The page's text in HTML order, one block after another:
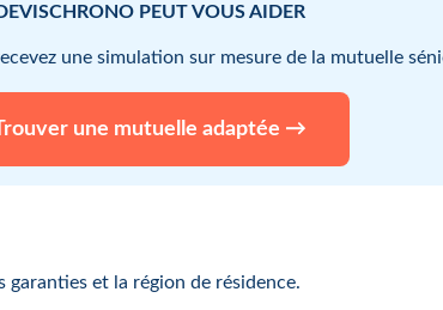
PEUT VOUS AIDER
une simulation sur mesure de la mutuelle
une mutuelle adaptée →
garanties et la région de résidence.